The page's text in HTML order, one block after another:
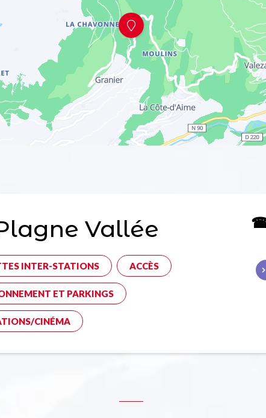
Vallée
INTER-STATIONS ACCÈS
ET PARKINGS
CINÉMA
☎